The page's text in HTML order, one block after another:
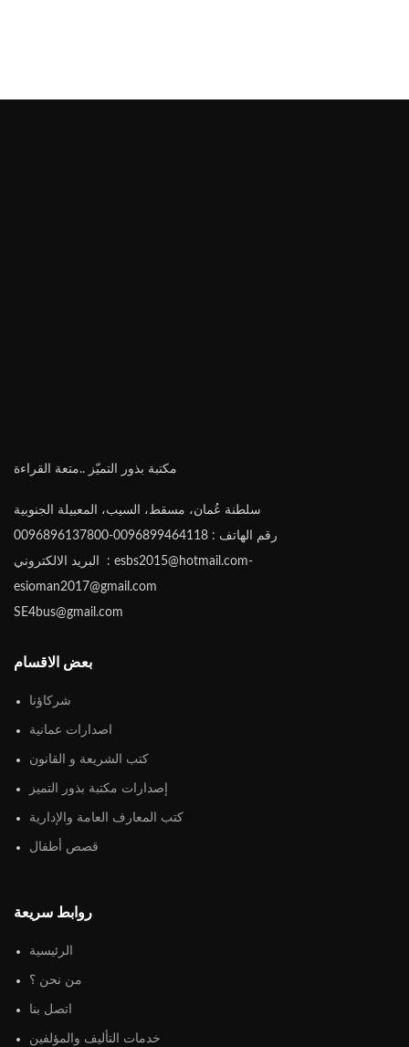
مكتبة بذور التميّز ..متعة القراءة
سلطنة عُمان، مسقط، السيب، المعبيلة الجنوبية
رقم الهاتف : 0096899464118-0096896137800
البريد الالكتروني : esbs2015@hotmail.com-
esioman2017@gmail.com
SE4bus@gmail.com
بعض الاقسام
شركاؤنا
اصدارات عمانية
كتب الشريعة و القانون
إصدارات مكتبة بذور التميز
كتب المعارف العامة والإدارية
قصص أطفال
روابط سريعة
الرئيسية
من نحن ؟
اتصل بنا
خدمات التأليف والمؤلفين